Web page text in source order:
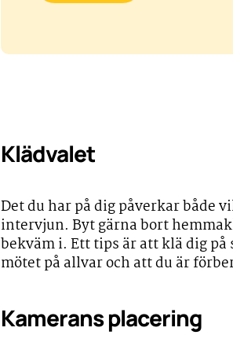
Klädvalet
Det du har på dig påverkar både
intervjun. Byt gärna bort
bekväm i. Ett tips är att klä dig
mötet på allvar och att du är
Kamerans placering